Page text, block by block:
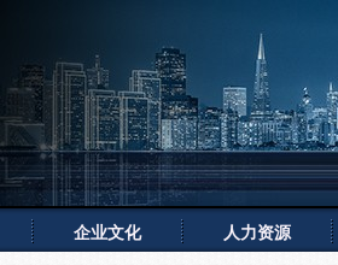
企业文化 人力资源